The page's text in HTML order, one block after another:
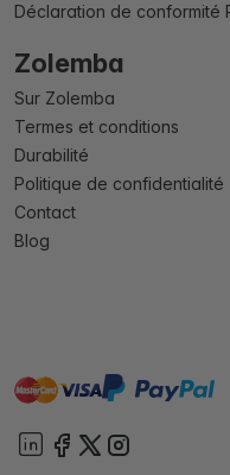
Déclaration de conformité
Zolemba
Sur Zolemba
Termes et conditions
Durabilité
Politique de confidentialité
Contact
Blog
mastervisa paypal